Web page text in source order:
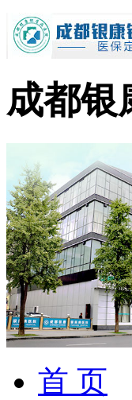
成都银
首 页